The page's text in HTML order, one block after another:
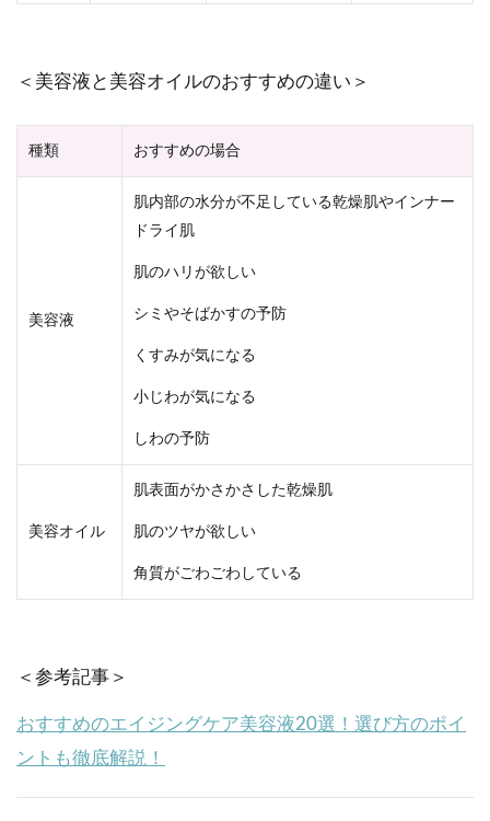
＜美容液と美容オイルのおすすめの違い＞
種類 おすすめの場合
美容液
肌内部の水分が不足している乾燥肌やインナー
ドライ肌
肌のハリが欲しい
シミやそばかすの予防
くすみが気になる
小じわが気になる
しわの予防
美容オイル
肌表面がかさかさした乾燥肌
肌のツヤが欲しい
角質がごわごわしている
＜参考記事＞
おすすめのエイジングケア美容液20選！選び方のポイ
ントも徹底解説！